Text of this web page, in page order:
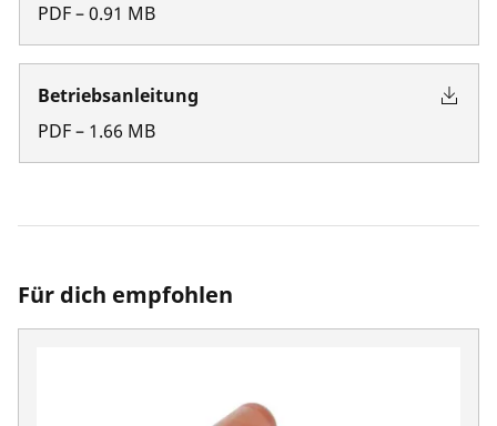
PDF–0.91 MB
Betriebsanleitung
PDF– 1.66 MB
Für dich empfohlen